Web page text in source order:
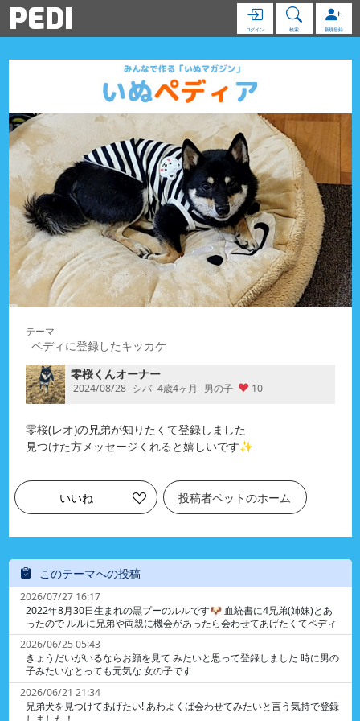
PEDI ログイン 検索 新規登録
ペディに登録したキッカケ
零桜くんオーナー
2024/08/28 シバ 4歳4ヶ月 男の子 10
零桜(レオ)の兄弟が知りたくて登録しました
見つけた方メッセージくれると嬉しいです✨
いいね 投稿者ペットのホーム
このテーマへの投稿
2026/07/27 16:17
2022年8月30日生まれの黒プーのルルです🐶 血統書に4兄弟(姉妹)とあ
ったので ルルに兄弟や両親に機会があったら会わせてあげたくてペディ
に登録しました 生まれたのは埼玉県のニシキガーデンです ネットで調べ
ても情報がなくて個人さんなのか 専門のブリーダーさんなのかもわかり
ません ニシキガーデンの連絡先などご存知の方がいらっし ゃれば教えて
いただけると嬉しいです😊
2026/06/25 05:43
きょうだいがいるならお顔を見て みたいと思って登録しました 時に男の
子みたいなとっても元気な 女の子です
2026/06/21 21:34
兄弟犬を見つけてあげたい! あわよくば会わせてみたいと言う気持で登録